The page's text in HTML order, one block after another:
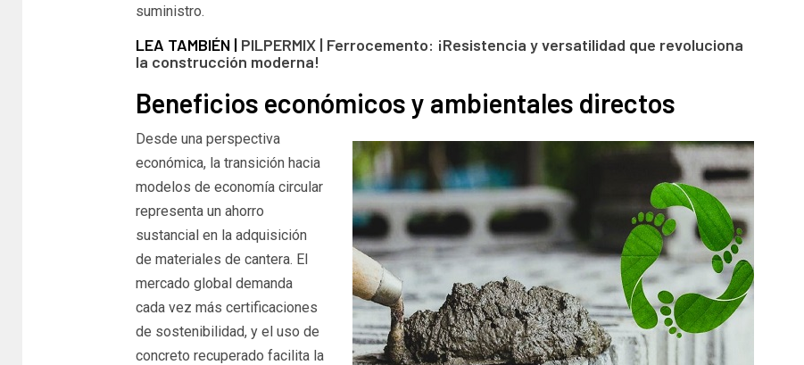
suministro.
LEA TAMBIÉN | PILPERMIX | Ferrocemento: ¡Resistencia y versatilidad que revoluciona
la construcción moderna!
Beneficios económicos y ambientales directos
Desde una perspectiva
económica, la transición hacia
modelos de economía circular
representa un ahorro
sustancial en la adquisición
de materiales de cantera. El
mercado global demanda
cada vez más certificaciones
de sostenibilidad, y el uso de
concreto recuperado facilita la